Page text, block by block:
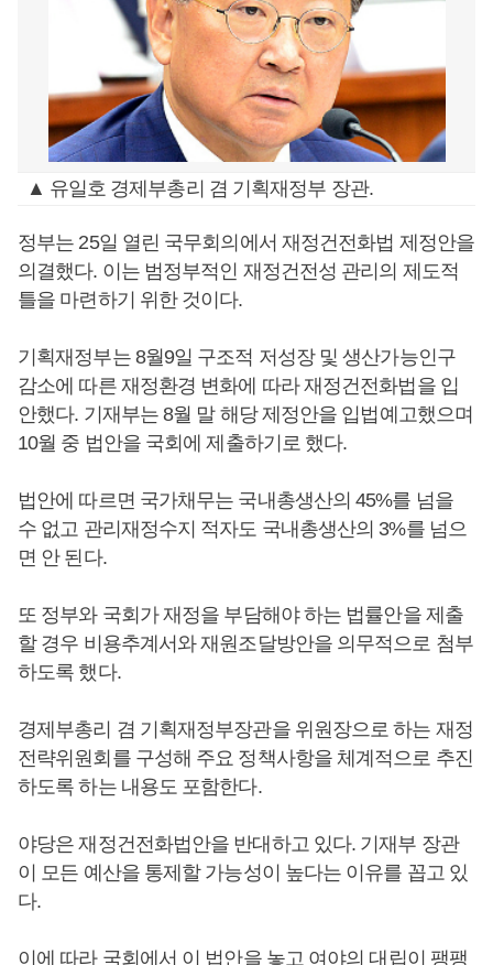
▲ 유일호 경제부총리 겸 기획재정부 장관.
정부는 25일 열린 국무회의에서 재정건전화법 제정안을
의결했다. 이는 범정부적인 재정건전성 관리의 제도적
틀을 마련하기 위한 것이다.
기획재정부는 8월9일 구조적 저성장 및 생산가능인구
감소에 따른 재정환경 변화에 따라 재정건전화법을 입
안했다. 기재부는 8월 말 해당 제정안을 입법예고했으며
10월 중 법안을 국회에 제출하기로 했다.
법안에 따르면 국가채무는 국내총생산의 45%를 넘을
수 없고 관리재정수지 적자도 국내총생산의 3%를 넘으
면 안 된다.
또 정부와 국회가 재정을 부담해야 하는 법률안을 제출
할 경우 비용추계서와 재원조달방안을 의무적으로 첨부
하도록 했다.
경제부총리 겸 기획재정부장관을 위원장으로 하는 재정
전략위원회를 구성해 주요 정책사항을 체계적으로 추진
하도록 하는 내용도 포함한다.
야당은 재정건전화법안을 반대하고 있다. 기재부 장관
이 모든 예산을 통제할 가능성이 높다는 이유를 꼽고 있
다.
이에 따라 국회에서 이 법안을 놓고 여야의 대립이 팽팽